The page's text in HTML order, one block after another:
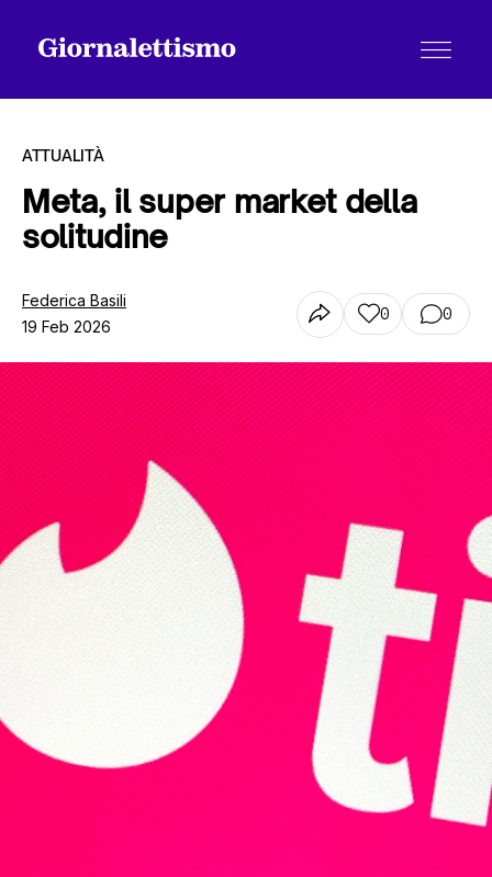
Tutti gli articoli
Chi siamo
Contatti
ATTUALITÀ
Meta, il super market della
solitudine
Federica Basili
19 Feb 2026
0 0